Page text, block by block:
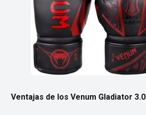
Ventajas de los Venum Gladiator 3.0